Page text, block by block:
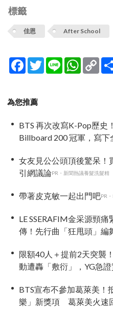
標籤
佳恩 After School
Facebook
TwitterLine
Link
為您推薦
BTS 再次改寫K-Pop歷史
Billboard 200 冠軍，寫
女友見公公頭頂後驚呆！
引網議論PR・新聞熱議養髮洗髮精
帶著皮克敏一起出門吧PR
LE SSERAFIM金采源頸
傳！先行曲「狂甩頭」編
限額40人＋提前2天突襲
動遭轟「敷衍」，YG急
BTS宣布不參加葛萊美！
樂」新獎項 葛萊美火速